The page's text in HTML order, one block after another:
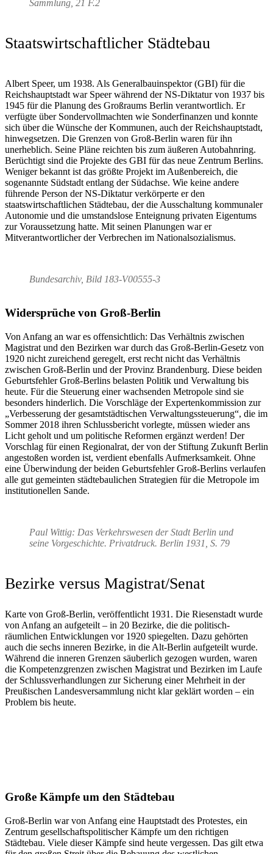
Sammlung, 21 F.2
Staatswirtschaftlicher Städtebau
Albert Speer, um 1938. Als Generalbauinspektor (GBI) für die
Reichshauptstadt war Speer während der NS-Diktatur von 1937 bis
1945 für die Planung des Großraums Berlin verantwortlich. Er
verfügte über Sondervollmachten wie Sonderfinanzen und konnte
sich über die Wünsche der Kommunen, auch der Reichshauptstadt,
hinwegsetzen. Die Grenzen von Groß-Berlin waren für ihn
unerheblich. Seine Pläne reichten bis zum äußeren Autobahnring.
Berüchtigt sind die Projekte des GBI für das neue Zentrum Berlins.
Weniger bekannt ist das größte Projekt im Außenbereich, die
sogenannte Südstadt entlang der Südachse. Wie keine andere
führende Person der NS-Diktatur verkörperte er den
staatswirtschaftlichen Städtebau, der die Ausschaltung kommunaler
Autonomie und die umstandslose Enteignung privaten Eigentums
zur Voraussetzung hatte. Mit seinen Planungen war er
Mitverantwortlicher der Verbrechen im Nationalsozialismus.
Bundesarchiv, Bild 183-V00555-3
Widersprüche von Groß-Berlin
Von Anfang an war es offensichtlich: Das Verhältnis zwischen
Magistrat und den Bezirken war durch das Groß-Berlin-Gesetz von
1920 nicht zureichend geregelt, erst recht nicht das Verhältnis
zwischen Groß-Berlin und der Provinz Brandenburg. Diese beiden
Geburtsfehler Groß-Berlins belasten Politik und Verwaltung bis
heute. Für die Steuerung einer wachsenden Metropole sind sie
besonders hinderlich. Die Vorschläge der Expertenkommission zur
„Verbesserung der gesamtstädtischen Verwaltungssteuerung“, die im
Sommer 2018 ihren Schlussbericht vorlegte, müssen wieder ans
Licht geholt und um politische Reformen ergänzt werden! Der
Vorschlag für einen Regionalrat, der von der Stiftung Zukunft Berlin
angestoßen worden ist, verdient ebenfalls Aufmerksamkeit. Ohne
eine Überwindung der beiden Geburtsfehler Groß-Berlins verlaufen
alle gut gemeinten städtebaulichen Strategien für die Metropole im
institutionellen Sande.
Paul Wittig: Das Verkehrswesen der Stadt Berlin und
seine Vorgeschichte. Privatdruck. Berlin 1931, S. 79
Bezirke versus Magistrat/Senat
Karte von Groß-Berlin, veröffentlicht 1931. Die Riesenstadt wurde
von Anfang an aufgeteilt – in 20 Bezirke, die die politisch-
räumlichen Entwicklungen vor 1920 spiegelten. Dazu gehörten
auch die sechs inneren Bezirke, in die Alt-Berlin aufgeteilt wurde.
Während die inneren Grenzen säuberlich gezogen wurden, waren
die Kompetenzgrenzen zwischen Magistrat und Bezirken im Laufe
der Schlussverhandlungen zur Sicherung einer Mehrheit in der
Preußischen Landesversammlung nicht klar geklärt worden – ein
Problem bis heute.
Große Kämpfe um den Städtebau
Groß-Berlin war von Anfang eine Hauptstadt des Protestes, ein
Zentrum gesellschaftspolitischer Kämpfe um den richtigen
Städtebau. Viele dieser Kämpfe sind heute vergessen. Das gilt etwa